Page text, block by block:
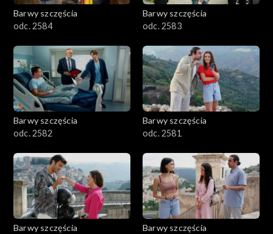
Barwy szczęścia
odc. 2584
Barwy szczęścia
odc. 2583
Barwy szczęścia
odc. 2582
Barwy szczęścia
odc. 2581
Barwy szczęścia
Barwy szczęścia